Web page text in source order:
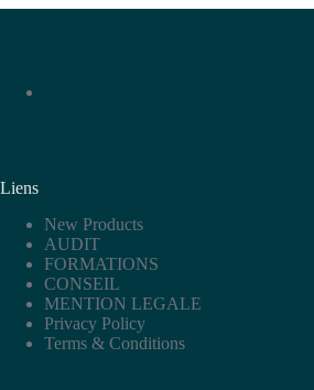
Liens
New Products
AUDIT
FORMATIONS
CONSEIL
MENTION LEGALE
Privacy Policy
Terms & Conditions